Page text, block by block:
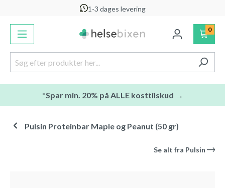
1-3 dages levering
0
*Spar min. 20% på ALLE kosttilskud →
Pulsin Proteinbar Maple og Peanut (50 gr)
Se alt fra Pulsin